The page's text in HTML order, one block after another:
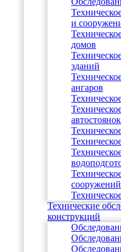
и
домов
зданий
ангаров
автостоянок
сооружений
Технические
конструкций